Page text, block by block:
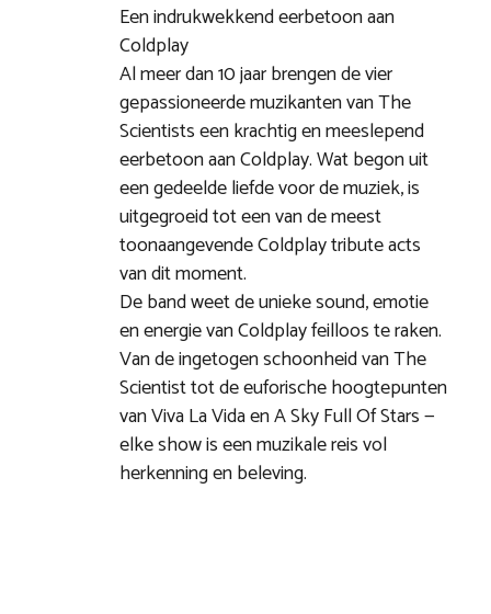
Een indrukwekkend eerbetoon aan
Coldplay
Al meer dan 10 jaar brengen de vier
gepassioneerde muzikanten van The
Scientists een krachtig en meeslepend
eerbetoon aan Coldplay. Wat begon uit
een gedeelde liefde voor de muziek, is
uitgegroeid tot een van de meest
toonaangevende Coldplay tribute acts
van dit moment.
De band weet de unieke sound, emotie
en energie van Coldplay feilloos te raken.
Van de ingetogen schoonheid van The
Scientist tot de euforische hoogtepunten
van Viva La Vida en A Sky Full Of Stars —
elke show is een muzikale reis vol
herkenning en beleving.